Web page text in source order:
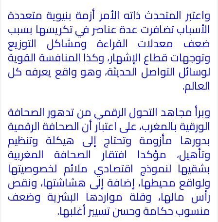
واعتبر المتحدث ذاته الأمر أزمة بنيوية متعددة
الأسباب تضافرت عدة عناصر في تكريسها بسبب
ضعف معدلات القراءة ومشاكل التوزيع
وتوجهات قطاع الإشهار، وكذا المنافسة القوية
لوسائل التواصل الحديثة، وهو واقع يعرفه كل
العالم.
وبرأ مجاهد التحول الرقمي من تدهور الصحافة
الورقية بالمغرب، على اعتبار أن الصحافة الرقمية
بدورها مأزومة وتحتاج إلى هيكلة وتنظيم
وتأهيل، مؤكدا افتقار الصحافة المغربية
بشقيها لنموذج اقتصادي ملائم لخصوصيتها
ولواقع محيطها، إضافة إلى هشاشتها، ونقص
رأس مالها، وقلة مواردها البشرية وضعف
منسوب حكامة وحسن تسيير أغلبها.